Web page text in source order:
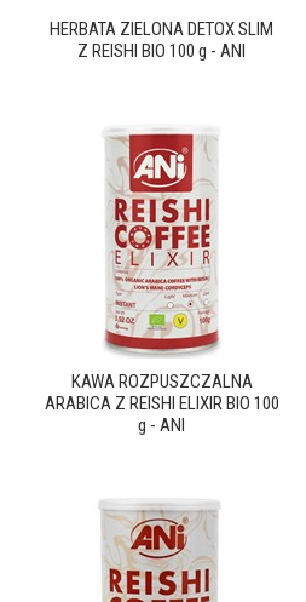
HERBATA ZIELONA DETOX SLIM
Z REISHI BIO 100 g - ANI
KAWA ROZPUSZCZALNA
ARABICA Z REISHI ELIXIR BIO 100
g - ANI